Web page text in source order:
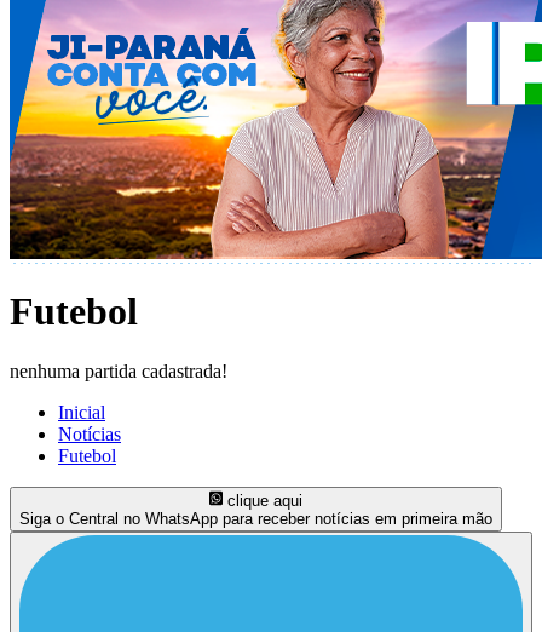
Futebol
nenhuma partida cadastrada!
Inicial
Notícias
Futebol
clique aqui
Siga o Central no WhatsApp para receber notícias em primeira mão